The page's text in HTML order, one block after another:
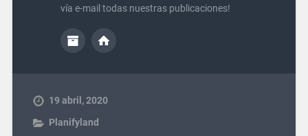
vía e-mail todas nuestras publicaciones!
19 abril, 2020
Planifyland